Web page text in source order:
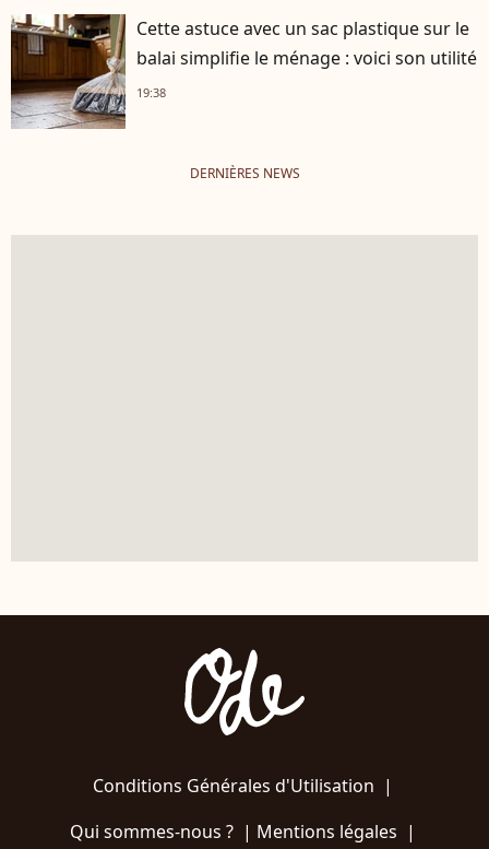
Cette astuce avec un sac plastique sur le
balai simplifie le ménage : voici son utilité
19:38
DERNIÈRES NEWS
Conditions Générales d'Utilisation |
Qui sommes-nous ?| Mentions légales |